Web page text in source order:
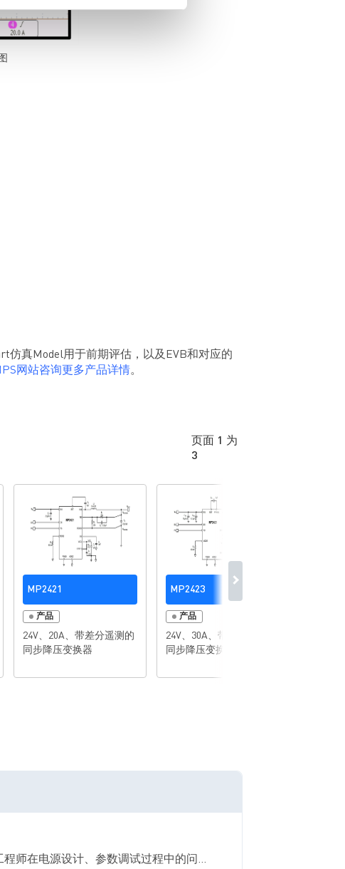
真Model用于前期评估，以及EVB和对应的
网站咨询更多产品详情。
页面 1 为
3
MP2421
产品
24V、20A、带差分遥测的
同步降压变换器
MP2423
产品
24V、30A、带差分遥测的
同步降压变换器
师在电源设计、参数调试过程中的问...